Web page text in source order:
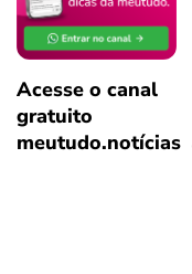
Acesse o canal
gratuito
meutudo.notícias